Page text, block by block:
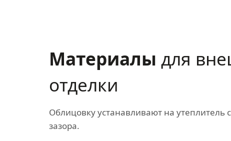
Материалы для
отделки
Облицовку устанавливают на утеплитель
зазора.